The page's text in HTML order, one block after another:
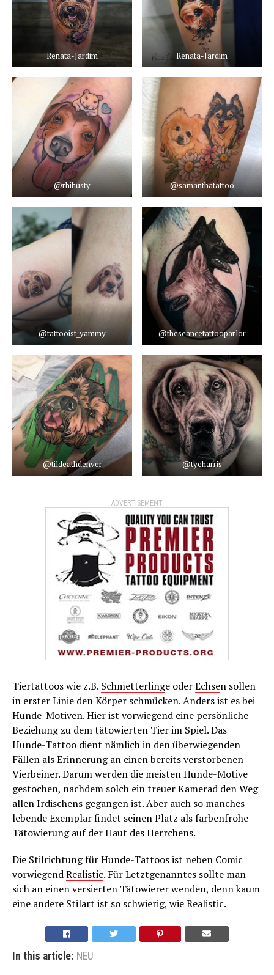
Renata-Jardim Renata-Jardim
@rhihusty @samanthatattoo
@tattooist_yammy @theseancetattooparlor
@tildeathdenver @tyeharris
ADVERTISEMENT
Tiertattoos wie z.B. Schmetterlinge oderEchsen sollen
in erster Linie den Körper schmücken. Anders ist es bei
Hunde-Motiven. Hier ist vorwiegend eine persönliche
Beziehung zu dem tätowierten Tier im Spiel. Das
Hunde-Tattoo dient nämlich in den überwiegenden
Fällen als Erinnerung an einen bereits verstorbenen
Vierbeiner. Darum werden die meisten Hunde-Motive
gestochen, nachdem solch ein treuer Kamerad den Weg
allen Irdischens gegangen ist. Aber auch so manches
lebende Exemplar findet seinen Platz als farbenfrohe
Tätowierung auf der Haut des Herrchens.
Die Stilrichtung für Hunde-Tattoos ist neben Comic
vorwiegendRealistic. Für Letztgenanntes sollte man
sich an einen versierten Tätowierer wenden, denn kaum
eine andere Stilart ist so schwierig, wieRealistic.
In this article: NEU